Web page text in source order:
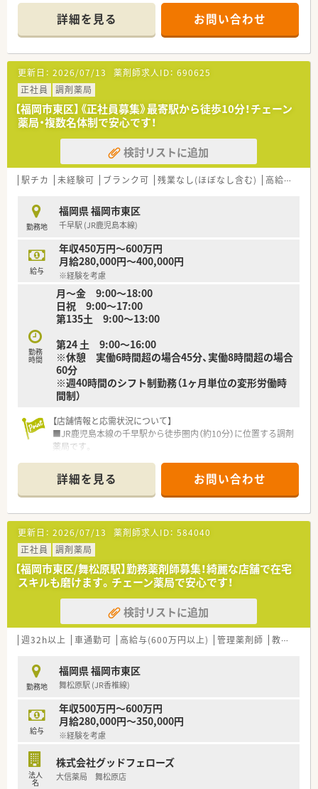
日10枚程度の対応です。
■薬剤師は正社員2名とパート1名の計3名体制で、9割が在宅業
務という特徴があります。
【法人特徴について】
■「永」「真」「進」「信」という4つの想いを込めた法人理念を掲げ
ています。
■地域の皆様に末永く真面目に向き合い、愛を持って接する薬局
をめざしています。
■患者様一人ひとりに寄り添い、地域医療の発展に貢献するとい
う明確なビジョンがあります。
【想定される業務内容】
■主に在宅業務として、地域の介護施設や患者様のご自宅へお薬
■患者様のご自宅にて、お薬の飲み合わせや飲み方などの服薬指
導も担当します。
■調剤や監査、服薬指導といった薬局の基本的な業務も一通りお
任せします。
【こんな取り組みをしています】
■定期的に勉強会を開催しており、薬剤師としてのスキルアップ
をサポートします。
■白衣の貸与や定期健康診断など、福利厚生も充実させていま
す。
よう努めています。
詳細を見る お問い合わせ
更新日： 2026/07/13 薬剤師求人ID： 690625
正社員
調剤薬局
【福岡市東区】《正社員募集》最寄駅から徒歩10分！チェーン
薬局・複数名体制で安心です！
検討リストに追加
駅チカ 未経験可 ブランク可 残業なし(ほぼなし含む) 高給与(600万円以上)
勤務地
福岡県 福岡市東区
千早駅 (JR鹿児島本線)
給与
年収450万円～600万円
月給280,000円～400,000円
※経験を考慮
勤務
時間
月～金 9:00～18:00
日祝 9:00～17:00
第135土 9:00～13:00
第24 土 9:00～16:00
※休憩 実働6時間超の場合45分、実働8時間超の場合
60分
※週40時間のシフト制勤務（1ヶ月単位の変形労働時
間制）
【店舗情報と応需状況について】
■JR鹿児島本線の千早駅から徒歩圏内（約10分）に位置する調剤
薬局です。
日は200枚から300枚の処方箋に対応しています。
■薬剤師は通常4名から5名体制で、日曜日は6名体制となり安心
して業務に取り組めます。
【募集背景と求める人物像について】
■今回は体制強化のための欠員補充が目的であり、意欲のある方
のご応募をお待ちしております。
■未経験の方やブランクがある方でも、前向きに業務を学ぶ意欲
があれば歓迎されます。
■多くのスタッフと協力しながら業務を進めるため、協調性を大
切にできる方を求めています。
【法人特徴について】
■北九州市に本社を構え、調剤薬局、ドラッグストア、介護施設
■調剤薬局事業のほか介護福祉サービスにも注力し、多角的な事
業展開で地域医療に貢献しています。
■自社運営の介護施設と連携した在宅医療にも積極的で、外来と
在宅をバランス良く学べる環境があります。
【求人情報について】
■これまでのご経験やスキル、前職給与などを十分に考慮し、年
■日々の頑張りは、年1回の昇給（業績による）と年2回の賞与で
しっかりと評価されます。
詳細を見る お問い合わせ
更新日： 2026/07/13 薬剤師求人ID： 584040
正社員
調剤薬局
【福岡市東区/舞松原駅】勤務薬剤師募集！綺麗な店舗で在宅
スキルも磨けます。チェーン薬局で安心です！
検討リストに追加
週32h以上 車通勤可 高給与(600万円以上) 管理薬剤師 教育制度あり
勤務地
福岡県 福岡市東区
舞松原駅 (JR香椎線)
給与
年収500万円～600万円
月給280,000円～350,000円
※経験を考慮
法人
名
株式会社グッドフェローズ
大信薬局 舞松原店